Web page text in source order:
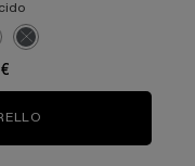
LINER IDÔLE, 1 di 5
lucido per LINER IDÔLE, 2 di
del prodotto è esaurita,
variazione del prodotto è
Selected
La variazione del prodotto è